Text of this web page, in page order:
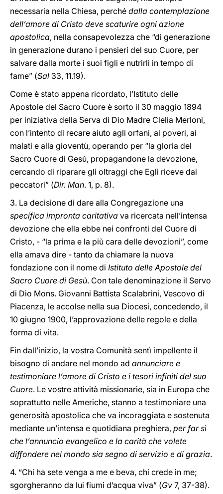
necessaria nella Chiesa, perché dalla contemplazione
dell’amore di Cristo deve scaturire ogni azione
apostolica, nella consapevolezza che “di generazione
in generazione durano i pensieri del suo Cuore, per
salvare dalla morte i suoi figli e nutrirli in tempo di
fame” (Sal 33, 11.19).
Come è stato appena ricordato, l’Istituto delle
Apostole del Sacro Cuore è sorto il 30 maggio 1894
per iniziativa della Serva di Dio Madre Clelia Merloni,
con l’intento di recare aiuto agli orfani, ai poveri, ai
malati e alla gioventù, operando per “la gloria del
Sacro Cuore di Gesù, propagandone la devozione,
cercando di riparare gli oltraggi che Egli riceve dai
peccatori” (Dir. Man. 1, p. 8).
3. La decisione di dare alla Congregazione una
specifica impronta caritativa va ricercata nell’intensa
devozione che ella ebbe nei confronti del Cuore di
Cristo, - “la prima e la più cara delle devozioni”, come
ella amava dire - tanto da chiamare la nuova
fondazione con il nome di Istituto delle Apostole del
Sacro Cuore di Gesù. Con tale denominazione il Servo
di Dio Mons. Giovanni Battista Scalabrini, Vescovo di
Piacenza, le accolse nella sua Diocesi, concedendo, il
10 giugno 1900, l’approvazione delle regole e della
forma di vita.
Fin dall’inizio, la vostra Comunità sentì impellente il
bisogno di andare nel mondo ad annunciare e
testimoniare l’amore di Cristo e i tesori infiniti del suo
Cuore. Le vostre attività missionarie, sia in Europa che
soprattutto nelle Americhe, stanno a testimoniare una
generosità apostolica che va incoraggiata e sostenuta
mediante un’intensa e quotidiana preghiera, per far sì
che l’annuncio evangelico e la carità che volete
diffondere nel mondo sia segno di servizio e di grazia.
4. “Chi ha sete venga a me e beva, chi crede in me;
sgorgheranno da lui fiumi d’acqua viva” (Gv 7, 37-38).